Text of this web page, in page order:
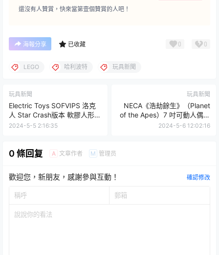
還沒有人贊賞，快來當第壹個贊賞的人吧！
海報分享 已收藏 0 0
LEGO 哈利波特 玩具新聞
玩具新聞
Electric Toys SOFVIPS 洛克
人 Star Crash版本 軟膠人形玩
具 土黃配色更特別
2024-5-5 2:16:35
玩具新聞
NECA《浩劫餘生》（Planet
of the Apes）7 吋可動人偶，
猩球影視系列始祖之作角色再
2024-5-6 12:02:16
0 條回复 A 文章作者 M 管理员
歡迎您，新朋友，感謝參與互動！ 確認修改